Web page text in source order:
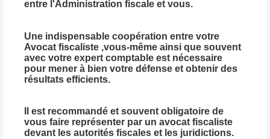
entre l'Administration fiscale et vous.
Une indispensable coopération entre votre
Avocat fiscaliste ,vous-même ainsi que souvent
avec votre expert comptable est nécessaire
pour mener à bien votre défense et obtenir des
résultats efficients.
Il est recommandé et souvent obligatoire de
vous faire représenter par un avocat fiscaliste
devant les autorités fiscales et les juridictions.